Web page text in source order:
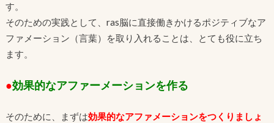
す。
そのための実践として、ras脳に直接働きかけるポジティブなア
ファメーション（言葉）を取り入れることは、とても役に立ち
ます。
●効果的なアファーメーションを作る
そのために、まずは効果的なアファメーションをつくりましょ